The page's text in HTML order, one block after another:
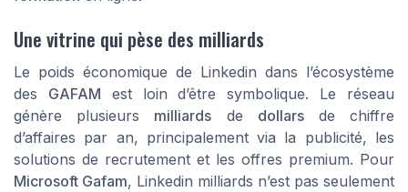
Une vitrine qui pèse des milliards
Le poids économique de Linkedin dans l’écosystème
des GAFAM est loin d’être symbolique. Le réseau
génère plusieurs milliards de dollarsde chiffre
d’affaires par an, principalement via la publicité, les
solutions de recrutement et les offres premium. Pour
Microsoft Gafam, Linkedin milliards n’est pas seulement